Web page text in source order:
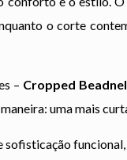
o corte
– Cropped
uma mais